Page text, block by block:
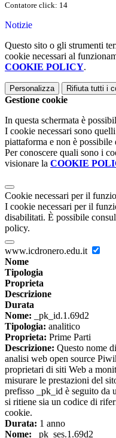
Contatore click: 14
Notizie
Questo sito o gli strumenti
cookie necessari al
COOKIE POLICY.
Personalizza Rifiuta tutti i
Gestione cookie
In questa schermata è
I cookie necessari sono
piattaforma e non è
Per conoscere quali sono i
visionare la COOKIE
Cookie necessari per il
I cookie necessari per il
disabilitati. È possibile
policy.
www.icdronero.edu.it
Nome
Tipologia
Proprieta
Descrizione
Durata
Nome: _pk_id.1.69d2
Tipologia: analitico
Proprieta: Prime Parti
Descrizione: Questo nome
analisi web open source
proprietari di siti Web a
misurare le prestazioni del
prefisso _pk_id è seguito da
si ritiene sia un codice di
cookie.
Durata: 1 anno
Nome: _pk_ses.1.69d2